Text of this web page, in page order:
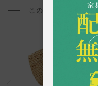
ないでください。
・製品の汚れは、乾いた
・濡れた場合は乾いた布
時間、濡れたまま放置す
・シンナー・ベンジン等
因となりますので、絶対
このアイテムを見た